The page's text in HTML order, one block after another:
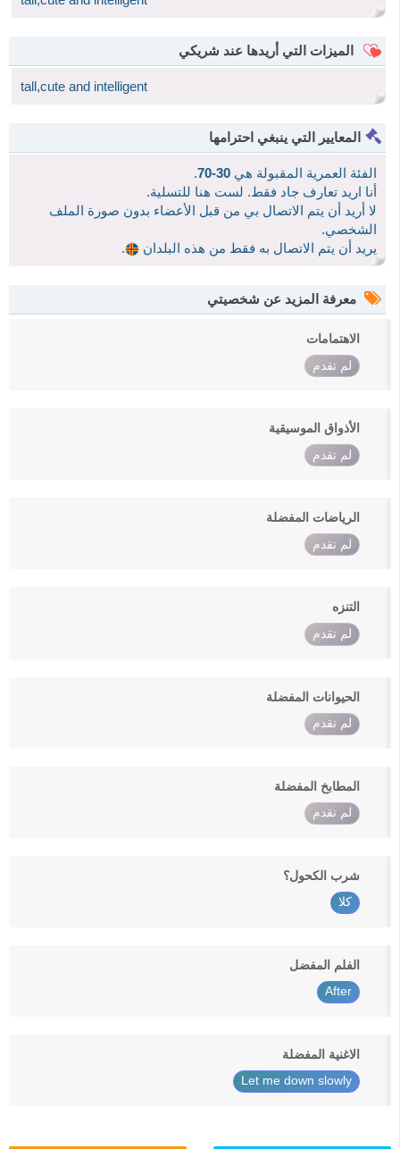
الميزات التي أريدها عند شريكي
tall,cute and intelligent
المعايير التي ينبغي احترامها
الفئة العمرية المقبولة هي 30-70
.
أنا اريد تعارف جاد فقط. لست هنا للتسلية.
لا أريد أن يتم الاتصال بي من قبل الأعضاء بدون صورة الملف
الشخصي.
يريد أن يتم الاتصال به فقط من هذه البلدان
.
معرفة المزيد عن شخصيتي
الاهتمامات
لم تقدم
الأذواق الموسيقية
لم تقدم
الرياضات المفضلة
لم تقدم
التنزه
لم تقدم
الحيوانات المفضلة
لم تقدم
المطابخ المفضلة
لم تقدم
شرب الكحول؟
كلا
الفلم المفضل
After
الاغنية المفضلة
Let me down slowly